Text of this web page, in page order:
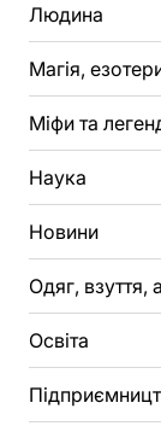
Людина
Магія,
Міфи та
Наука
Новини
Одяг, взуття,
Освіта